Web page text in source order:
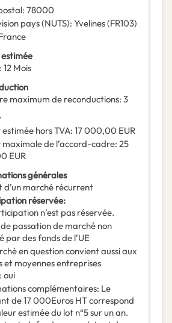
: 78000
pays (NUTS): Yvelines(FR103)
: 12 Mois
maximum de reconductions: 3
hors TVA: 17 000,00 EUR
maximale de l’accord-cadre: 25
EUR
générales
d’un marché récurrent
réservée:
n’est pas réservée.
passation de marché non
par des fonds de l’UE
en question convient aussi aux
et moyennes entreprises
: oui
complémentaires: Le
de 17 000Euros HT correspond
estimée du lot n°5 sur un an.